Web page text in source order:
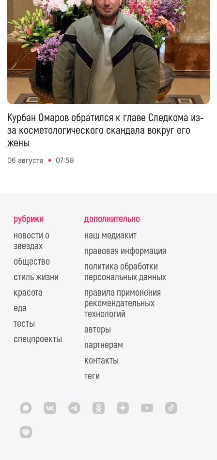
Курбан Омаров обратился к главе Следкома из-
за косметологического скандала вокруг его
жены
06 августа 07:58
рубрики
новости о
звездах
общество
стиль жизни
красота
еда
тесты
спецпроекты
дополнительно
наш медиакит
правовая информация
политика обработки
персональных данных
правила применения
рекомендательных
технологий
авторы
партнерам
контакты
теги